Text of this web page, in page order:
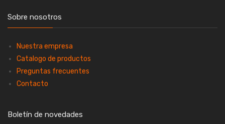
Sobre nosotros
Nuestra empresa
Catalogo de productos
Preguntas frecuentes
Contacto
Boletín de novedades